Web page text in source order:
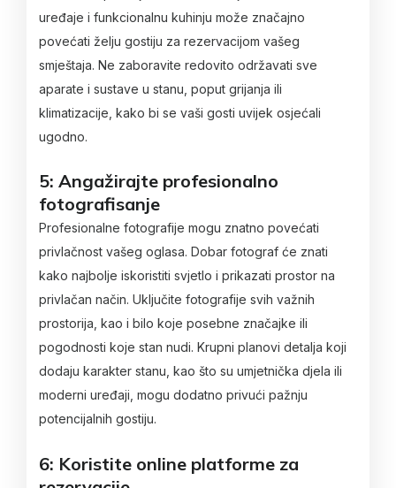
uređaje i funkcionalnu kuhinju može značajno
povećati želju gostiju za rezervacijom vašeg
smještaja. Ne zaboravite redovito održavati sve
aparate i sustave u stanu, poput grijanja ili
klimatizacije, kako bi se vaši gosti uvijek osjećali
ugodno.
5: Angažirajte profesionalno
fotografisanje
Profesionalne fotografije mogu znatno povećati
privlačnost vašeg oglasa. Dobar fotograf će znati
kako najbolje iskoristiti svjetlo i prikazati prostor na
privlačan način. Uključite fotografije svih važnih
prostorija, kao i bilo koje posebne značajke ili
pogodnosti koje stan nudi. Krupni planovi detalja koji
dodaju karakter stanu, kao što su umjetnička djela ili
moderni uređaji, mogu dodatno privući pažnju
potencijalnih gostiju.
6: Koristite online platforme za